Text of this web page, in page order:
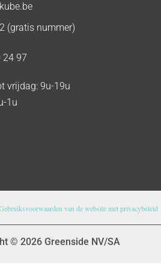
(gratis nummer)
24 97
vrijdag: 9u-19u
1u
van de website met privacybeleid
© 2026 Greenside NV/SA